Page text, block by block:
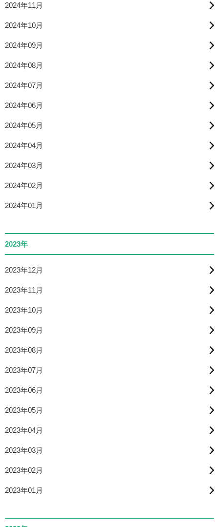
2024年11月
2024年10月
2024年09月
2024年08月
2024年07月
2024年06月
2024年05月
2024年04月
2024年03月
2024年02月
2024年01月
2023年
2023年12月
2023年11月
2023年10月
2023年09月
2023年08月
2023年07月
2023年06月
2023年05月
2023年04月
2023年03月
2023年02月
2023年01月